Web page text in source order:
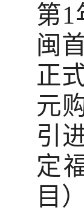
第1
闽
正
元
引
定
目